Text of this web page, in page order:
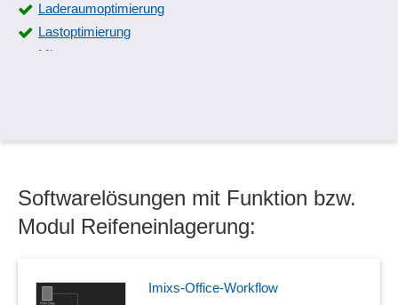
Laderaumoptimierung
Lastoptimierung
Mietvertragsmanagement
VIN-Abfrage
Yard Management
Softwarelösungen mit Funktion bzw.
Modul Reifeneinlagerung:
Imixs-Office-Workflow